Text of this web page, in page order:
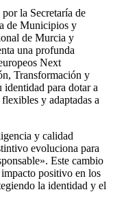
la Secretaría de
de Municipios y
de Murcia y
una profunda
Next
Transformación y
para dotar a
y adaptadas a
y calidad
evoluciona para
Este cambio
positivo en los
la identidad y el